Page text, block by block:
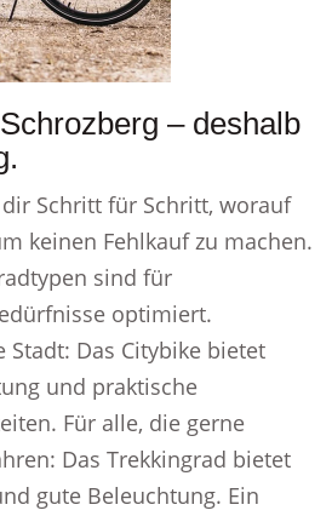
– deshalb
Schritt für Schritt, worauf
keinen Fehlkauf zu machen.
sind für
optimiert.
Das Citybike bietet
und praktische
Für alle, die gerne
Das Trekkingrad bietet
gute Beleuchtung. Ein